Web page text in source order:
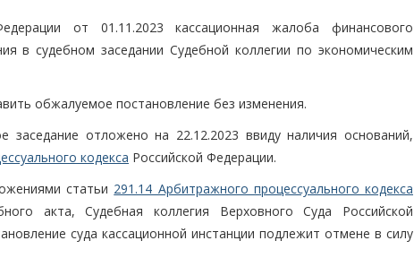
от 01.11.2023 кассационная жалоба финансового
в судебном заседании Судебной коллегии по экономическим
обжалуемое постановление без изменения.
заседание отложено на 22.12.2023 ввиду наличия оснований,
кодекса Российской Федерации.
статьи 291.14 Арбитражного процессуального кодекса
акта, Судебная коллегия Верховного Суда Российской
суда кассационной инстанции подлежит отмене в силу